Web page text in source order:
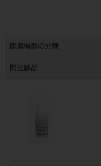
医療機器の分類
関連製品